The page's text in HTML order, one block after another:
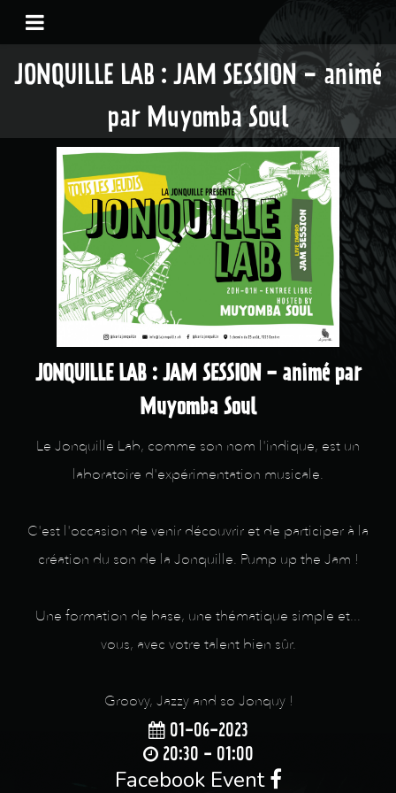
JONQUILLE LAB : JAM SESSION - animé
par Muyomba Soul
JONQUILLE LAB : JAM SESSION - animé par
Muyomba Soul
Le Jonquille Lab, comme son nom l'indique, est un
laboratoire d'expérimentation musicale.
C'est l'occasion de venir découvrir et de participer à la
création du son de la Jonquille. Pump up the Jam !
Une formation de base, une thématique simple et...
vous, avec votre talent bien sûr.
Groovy, Jazzy and so Jonquy !
01-06-2023
20:30 - 01:00
Facebook Event